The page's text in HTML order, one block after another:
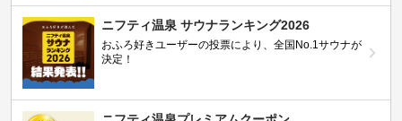
ニフティ温泉 サウナランキング2026
おふろ好きユーザーの投票により、全国No.1サウナが
決定！